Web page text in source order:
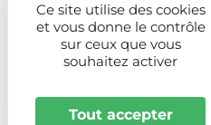
Ce site utilise des cookies
et vous donne le contrôle
sur ceux que vous
souhaitez activer
Tout accepter